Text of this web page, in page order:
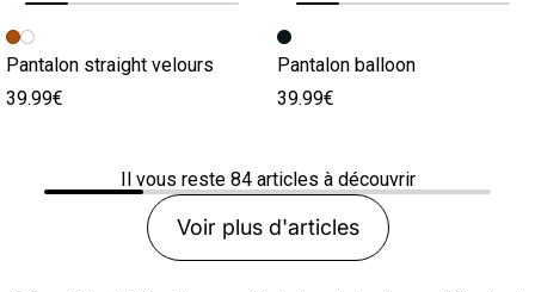
Image précédente
Image suivante
Pantalon straight velours
39.99€
Image précédente
Image suivante
Pantalon balloon
39.99€
Il vous reste 84articles à découvrir
Voir plus d'articles